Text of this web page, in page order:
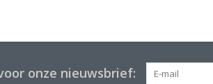
onze nieuwsbrief: